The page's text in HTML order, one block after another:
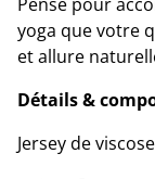
yoga que votre
et allure
Détails &
Jersey de